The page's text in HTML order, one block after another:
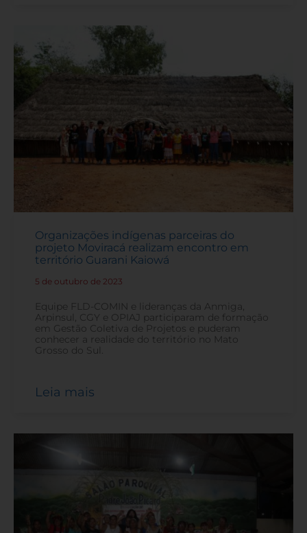
Organizações indígenas parceiras do
projeto Moviracá realizam encontro em
território Guarani Kaiowá
5 de outubro de 2023
Equipe FLD-COMIN e lideranças da Anmiga,
Arpinsul, CGY e OPIAJ participaram de formação
em Gestão Coletiva de Projetos e puderam
conhecer a realidade do território no Mato
Grosso do Sul.
Leia mais